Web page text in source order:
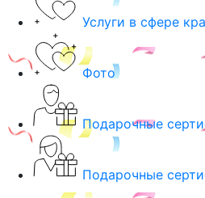
Услуги в сфере
Фото
Подарочные
Подарочные